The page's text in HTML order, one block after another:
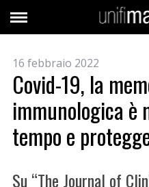
16 febbraio 2022
Covid-19, la
immunologica è
tempo e
Su “The Journal of